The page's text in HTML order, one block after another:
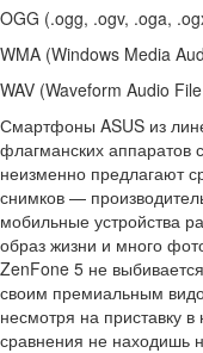
OGG (.ogg, .ogv, .oga,
WMA (Windows Media
WAV (Waveform Audio
Смартфоны ASUS из
флагманских аппаратов
неизменно предлагают
снимков —
мобильные устройства
образ жизни и много
ZenFone 5 не
своим премиальным
несмотря на приставку
сравнения не находишь